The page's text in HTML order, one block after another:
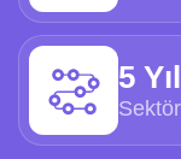
5 Yıl